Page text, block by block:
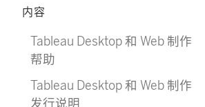
内容
Tableau Desktop 和 Web 制作
帮助
Tableau Desktop 和 Web 制作
发行说明